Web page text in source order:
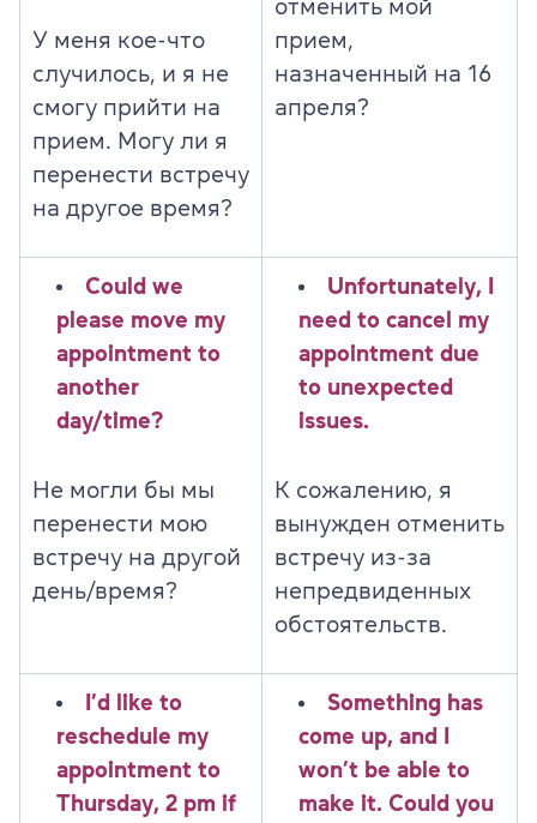
У меня кое-что
случилось, и я не
смогу прийти на
прием. Могу ли я
перенести встречу
на другое время?
отменить мой
прием,
назначенный на 16
апреля?
Could we
please move my
appointment to
another
day/time?
Не могли бы мы
перенести мою
встречу на другой
день/время?
Unfortunately, I
need to cancel my
appointment due
to unexpected
issues.
К сожалению, я
вынужден отменить
встречу из-за
непредвиденных
обстоятельств.
I’d like to
reschedule my
appointment to
Thursday, 2 pm if
Something has
come up, and I
won’t be able to
make it. Could you